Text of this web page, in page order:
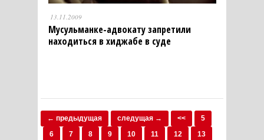
13.11.2009
Мусульманке-адвокату запретили
находиться в хиджабе в суде
← предыдущая следущая → <<
5
6
7 8 9 10 11 12
13